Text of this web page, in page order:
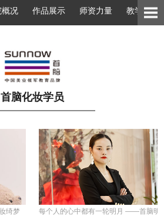
概况 作品展示 师资力量 教学环境
首脑化妆学员
绮梦 每个人的心中都有一轮明月 ——首脑明